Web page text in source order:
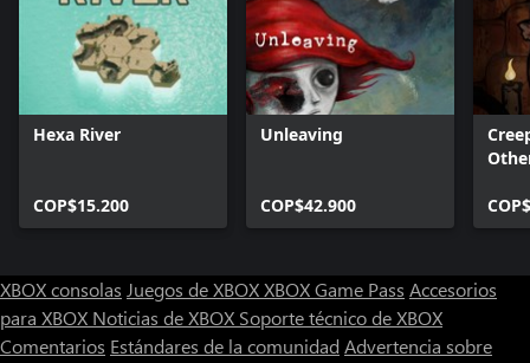
Hexa River
COP$15.200
Unleaving
COP$42.900
XBOX consolas Juegos de XBOXXBOX Game Pass Accesorios
para XBOX Noticias de XBOX Soporte técnico de XBOX
Comentarios Estándares de la comunidad Advertencia sobre